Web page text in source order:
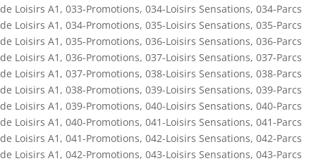
de Loisirs A1 , 033-Promotions, 034-Loisirs Sensations, 034-Parcs
de Loisirs A1 , 034-Promotions, 035-Loisirs Sensations, 035-Parcs
de Loisirs A1 , 035-Promotions, 036-Loisirs Sensations, 036-Parcs
de Loisirs A1 , 036-Promotions, 037-Loisirs Sensations, 037-Parcs
de Loisirs A1 , 037-Promotions, 038-Loisirs Sensations, 038-Parcs
de Loisirs A1 , 038-Promotions, 039-Loisirs Sensations, 039-Parcs
de Loisirs A1 , 039-Promotions, 040-Loisirs Sensations, 040-Parcs
de Loisirs A1 , 040-Promotions, 041-Loisirs Sensations, 041-Parcs
de Loisirs A1 , 041-Promotions, 042-Loisirs Sensations, 042-Parcs
de Loisirs A1 , 042-Promotions, 043-Loisirs Sensations, 043-Parcs